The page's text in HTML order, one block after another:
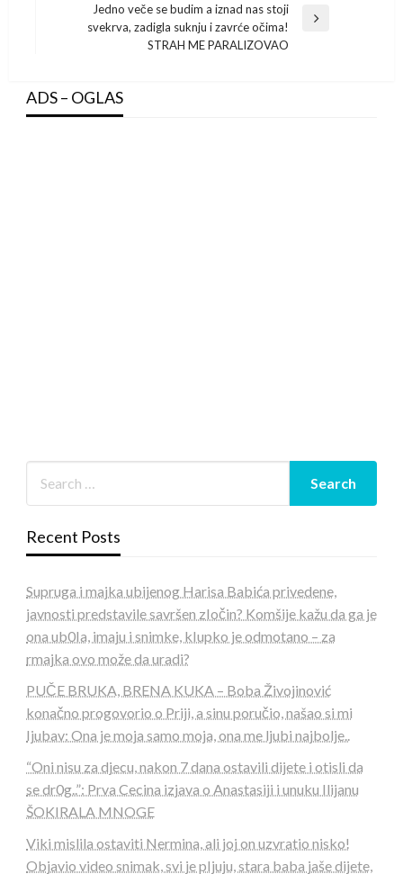
Jedno veče se budim a iznad nas stoji
svekrva, zadigla suknju i zavrće očima!
STRAH ME PARALIZOVAO
ADS – OGLAS
Recent Posts
Supruga i majka ubijenog Harisa Babića privedene,
javnosti predstavile savršen zIočin? Komšije kažu da ga je
ona ub0Ia, imaju i snimke, kIupko je odmotano – za
rmajka ovo može da uradi?
PUČE BRUKA, BRENA KUKA – Boba Živojinović
konačno progovorio o Priji, a sinu poručio, našao si mi
Ijubav: Ona je moja samo moja, ona me ljubi najbolje..
“Oni nisu za djecu, nakon 7 dana ostavili dijete i otisli da
se dr0g..”: Prva Cecina izjava o Anastasiji i unuku Ilijanu
ŠOKIRALA MNOGE
Viki mislila ostaviti Nermina, ali joj on uzvratio nisko!
Objavio video snimak, svi je pIjuju, stara baba jaše dijete,